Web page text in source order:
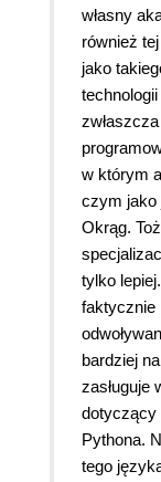
własny
również
jako
w którym
czym jako
Okrąg.
tylko
faktycznie
bardziej
zasługuje
dotyczący
Pythona.
tego